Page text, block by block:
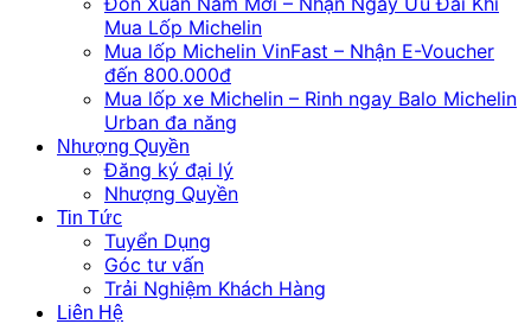
Mua Lốp Michelin
Mua lốp Michelin VinFast – Nhận E-Voucher
đến 800.000đ
Mua lốp xe Michelin – Rinh ngay Balo Michelin
Urban đa năng
Nhượng Quyền
Đăng ký đại lý
Nhượng Quyền
Tin Tức
Tuyển Dụng
Góc tư vấn
Trải Nghiệm Khách Hàng
Liên Hệ